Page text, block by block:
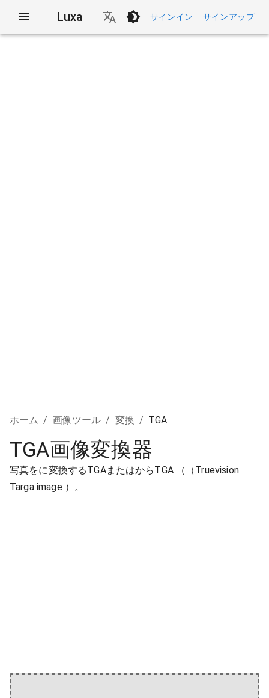
Luxa サインイン サインアップ
ホーム / 画像ツール / 変換 / TGA
TGA画像変換器
写真をに変換するTGAまたはからTGA （（Truevision
Targa image ）。